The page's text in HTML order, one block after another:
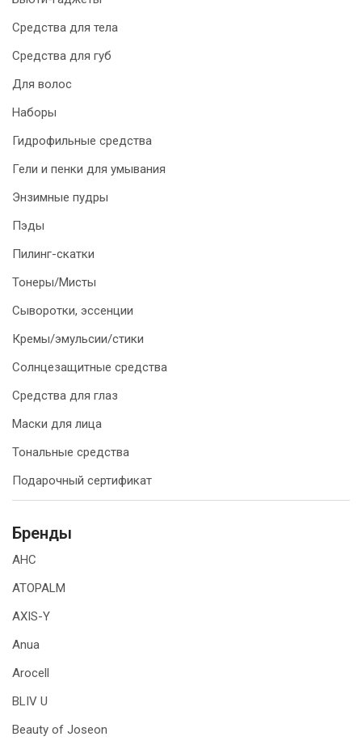
Средства для тела
Средства для губ
Для волос
Наборы
Гидрофильные средства
Гели и пенки для умывания
Энзимные пудры
Пэды
Пилинг-скатки
Тонеры/Мисты
Сыворотки, эссенции
Кремы/эмульсии/стики
Солнцезащитные средства
Средства для глаз
Маски для лица
Тональные средства
Подарочный сертификат
Бренды
AHC
ATOPALM
AXIS-Y
Anua
Arocell
BLIV U
Beauty of Joseon